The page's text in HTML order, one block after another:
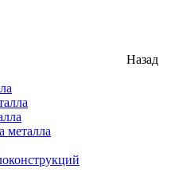
Назад
металла